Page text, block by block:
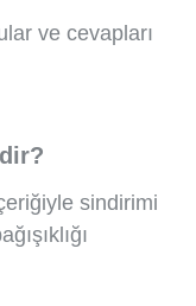
ve cevapları
sindirimi